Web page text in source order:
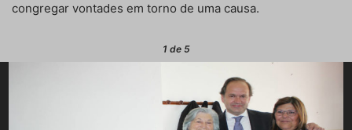
congregar vontades em torno de uma causa.
1 de 5